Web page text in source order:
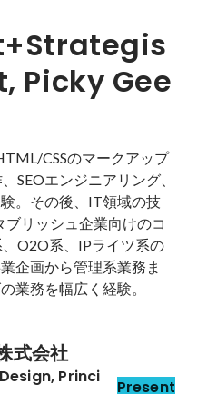
Picky Gee
CSSのマークアップ
SEOエンジニアリング、
。その後、IT領域の技
リッシュ企業向けのコ
O2O系、IPライツ系の
企画から管理系業務ま
業務を幅広く経験。
式会社
Princi
Present